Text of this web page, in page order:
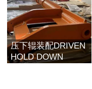
压下辊装配DRIVEN
HOLD DOWN